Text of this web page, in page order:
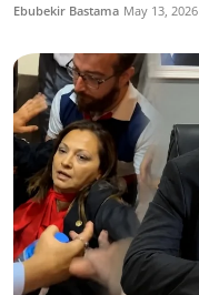
Ebubekir Bastama May 13, 2026